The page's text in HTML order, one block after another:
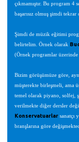
çıkmamıştır. Bu program 4
başarısız olmuş şimdi
Şimdi de müzik eğitimi
belirtelim. Örnek olarak
(Örnek programlar
Bizim görüşümüze göre,
müşterekte birleşmeli, ama
temel olarak piyano, solfej,
verilmekte diğer dersler
Konservatuarlar sanatçı
branşlarına göre